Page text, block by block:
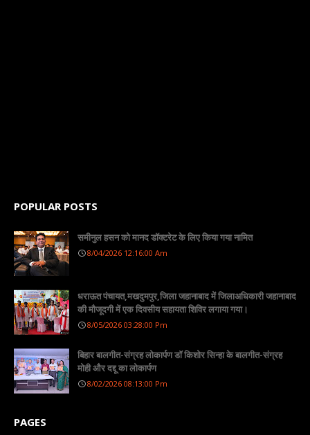
POPULAR POSTS
समीनुल हसन को मानद डॉक्टरेट के लिए किया गया नामित
8/04/2026 12:16:00 Am
धराऊत पंचायत,मखदुमपुर,जिला जहानाबाद में जिलाअधिकारी जहानाबाद
की मौजूदगी में एक दिवसीय सहायता शिविर लगाया गया।
8/05/2026 03:28:00 Pm
बिहार बालगीत-संग्रह लोकार्पण डॉ किशोर सिन्हा के बालगीत-संग्रह
मोही और दद्दू का लोकार्पण
8/02/2026 08:13:00 Pm
PAGES